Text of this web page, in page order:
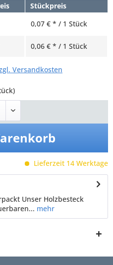
Stückpreis
0,07 € * / 1 Stück
0,06 € * / 1 Stück
Versandkosten
Lieferzeit 14 Werktage
Unser Holzbesteck
mehr